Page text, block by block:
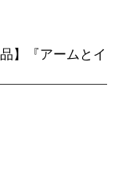
】『アームとイ